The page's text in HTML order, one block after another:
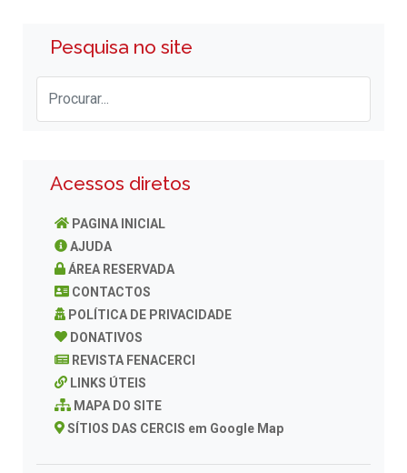
Pesquisa no site
Acessos diretos
PAGINA INICIAL
AJUDA
ÁREA RESERVADA
CONTACTOS
POLÍTICA DE PRIVACIDADE
DONATIVOS
REVISTA FENACERCI
LINKS ÚTEIS
MAPA DO SITE
SÍTIOS DAS CERCIS em Google Map